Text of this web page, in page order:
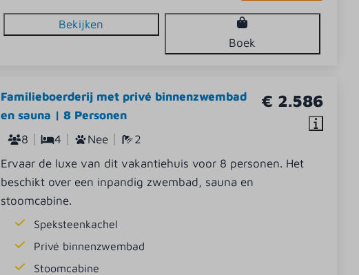
Bekijken
Boek
€ 2.586
Familieboerderij met privé binnenzwembad
en sauna | 8 Personen
8
4 Nee
2
Ervaar de luxe van dit vakantiehuis voor 8 personen. Het
beschikt over een inpandig zwembad, sauna en
stoomcabine.
Speksteenkachel
Privé binnenzwembad
Stoomcabine